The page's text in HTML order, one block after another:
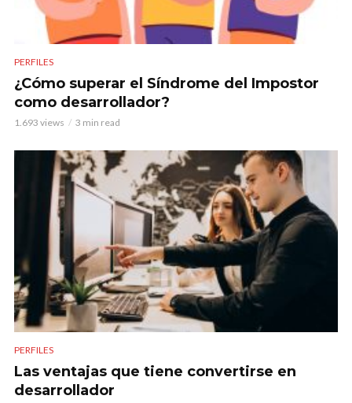
PERFILES
¿Cómo superar el Síndrome del Impostor
como desarrollador?
1.693 views 3 min read
PERFILES
Las ventajas que tiene convertirse en
desarrollador